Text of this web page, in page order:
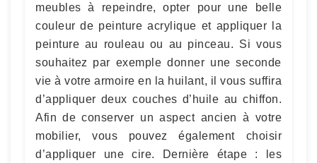
meubles à repeindre, opter pour une belle
couleur de peinture acrylique et appliquer la
peinture au rouleau ou au pinceau. Si vous
souhaitez par exemple donner une seconde
vie à votre armoire en la huilant, il vous suffira
d’appliquer deux couches d’huile au chiffon.
Afin de conserver un aspect ancien à votre
mobilier, vous pouvez également choisir
d’appliquer une cire. Dernière étape : les